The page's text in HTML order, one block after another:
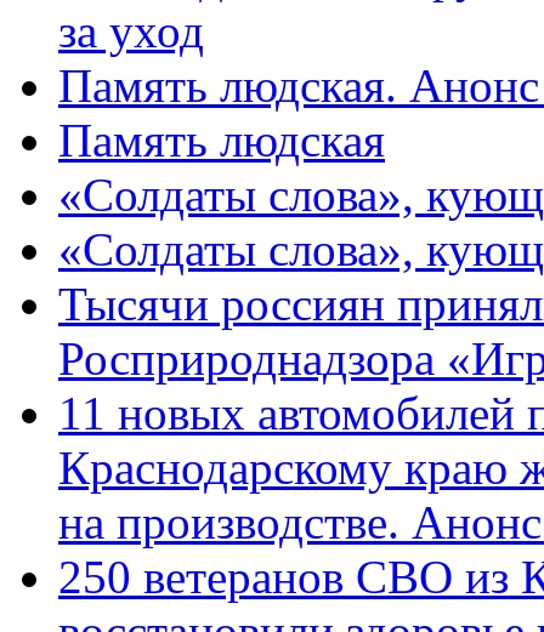
за уход
Память людская.
Память людская
«Солдаты слова»,
«Солдаты слова»,
Тысячи россиян
Росприроднадзора
11 новых автомобилей
Краснодарскому краю
на производстве.
250 ветеранов СВО из